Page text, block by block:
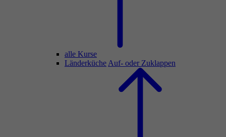
alle Kurse
Länderküche Auf- oder Zuklappen